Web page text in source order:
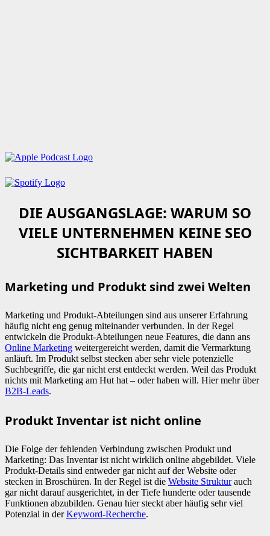
DIE AUSGANGSLAGE: WARUM SO
VIELE UNTERNEHMEN KEINE SEO
SICHTBARKEIT HABEN
Marketing und Produkt sind zwei Welten
Marketing und Produkt-Abteilungen sind aus unserer Erfahrung
häufig nicht eng genug miteinander verbunden. In der Regel
entwickeln die Produkt-Abteilungen neue Features, die dann ans
Online Marketing weitergereicht werden, damit die Vermarktung
anläuft. Im Produkt selbst stecken aber sehr viele potenzielle
Suchbegriffe, die gar nicht erst entdeckt werden. Weil das Produkt
nichts mit Marketing am Hut hat – oder haben will. Hier mehr über
B2B-Leads.
Produkt Inventar ist nicht online
Die Folge der fehlenden Verbindung zwischen Produkt und
Marketing: Das Inventar ist nicht wirklich online abgebildet. Viele
Produkt-Details sind entweder gar nicht auf der Website oder
stecken in Broschüren. In der Regel ist die Website Strukturauch
gar nicht darauf ausgerichtet, in der Tiefe hunderte oder tausende
Funktionen abzubilden. Genau hier steckt aber häufig sehr viel
Potenzial in derKeyword-Recherche.